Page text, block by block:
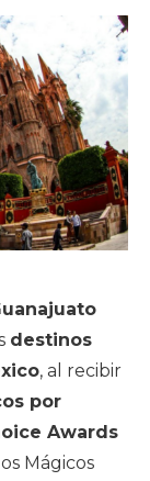
destinos
, al recibir
por
Awards
Mágicos